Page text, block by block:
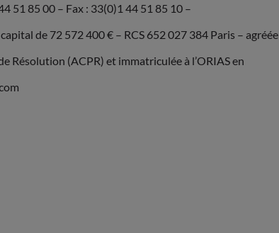
51 85 00 – Fax : 33(0)1 44 51 85 10 –
de 72 572 400 € – RCS 652 027 384 Paris – agréée
Résolution (ACPR) et immatriculée à l’ORIAS en